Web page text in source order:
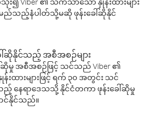
ရှိ မည်သည့်နံပါတ်သို့မဆို ဖုန်းခေါ်ဆိုနိုင်
ါ်ဆိုနိုင်သည့် အစီအစဉ်များ
ဆိုမှု အစီအစဉ်ဖြင့် သင်သည် Viber ၏
ထားများဖြင့် ရက် ၃၀ အတွင်း သင်
နေရာဒေသသို့ နိုင်ငံတကာ ဖုန်းခေါ်ဆိုမှု
င်နိုင်သည်။